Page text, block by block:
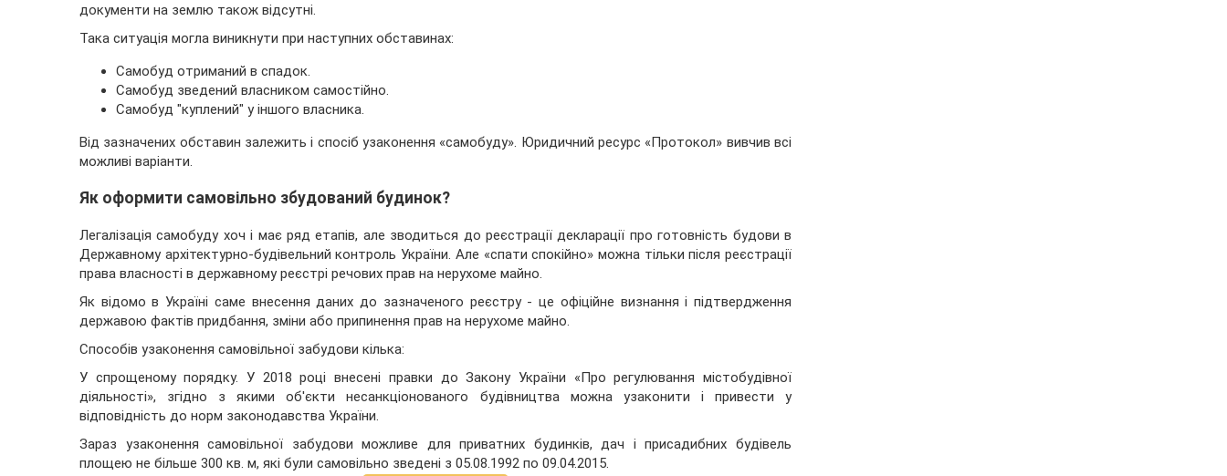
документи на землю також відсутні.
Така ситуація могла виникнути при наступних обставинах:
Самобуд отриманий в спадок.
Самобуд зведений власником самостійно.
Самобуд "куплений" у іншого власника.
Від зазначених обставин залежить і спосіб узаконення «самобуду». Юридичний ресурс «Протокол» вивчив всі
можливі варіанти.
Як оформити самовільно збудований будинок?
Легалізація самобуду хоч і має ряд етапів, але зводиться до реєстрації декларації про готовність будови в
Державному архітектурно-будівельний контроль України. Але «спати спокійно» можна тільки після реєстрації
права власності в державному реєстрі речових прав на нерухоме майно.
Як відомо в Україні саме внесення даних до зазначеного реєстру - це офіційне визнання і підтвердження
державою фактів придбання, зміни або припинення прав на нерухоме майно.
Способів узаконення самовільної забудови кілька:
У спрощеному порядку. У 2018 році внесені правки до Закону України «Про регулювання містобудівної
діяльності», згідно з якими об'єкти несанкціонованого будівництва можна узаконити і привести у
відповідність до норм законодавства України.
Зараз узаконення самовільної забудови можливе для приватних будинків, дач і присадибних будівель
площею не більше 300 кв. м, які були самовільно зведені з 05.08.1992 по 09.04.2015.